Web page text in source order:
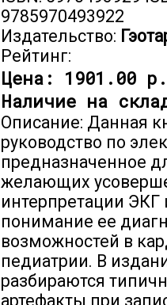
9785970493922
Издательство:
Рейтинг:
Цена: 1901.00 р.
Наличие на
Описание: Данная
руководство по
предназначенное
желающих
интерпретации ЭКГ
понимание ее
возможностей в
педиатрии. В
разбираются
артефакты при